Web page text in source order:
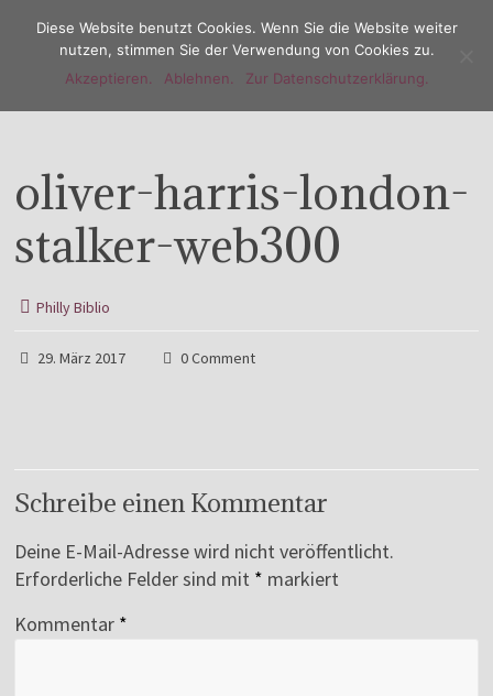
Menu
oliver-harris-london-
stalker-web300
Philly Biblio
29. März 2017 0 Comment
Schreibe einen Kommentar
Deine E-Mail-Adresse wird nicht veröffentlicht.
Erforderliche Felder sind mit * markiert
Kommentar *
Diese Website benutzt Cookies. Wenn Sie die Website weiter
nutzen, stimmen Sie der Verwendung von Cookies zu.
Akzeptieren.
Ablehnen. Zur Datenschutzerklärung.